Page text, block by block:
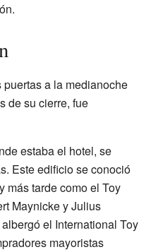
a la medianoche
de su cierre, fue
estaba el hotel, se
Este edificio se conoció
más tarde como el Toy
Maynicke y Julius
el International Toy
mayoristas